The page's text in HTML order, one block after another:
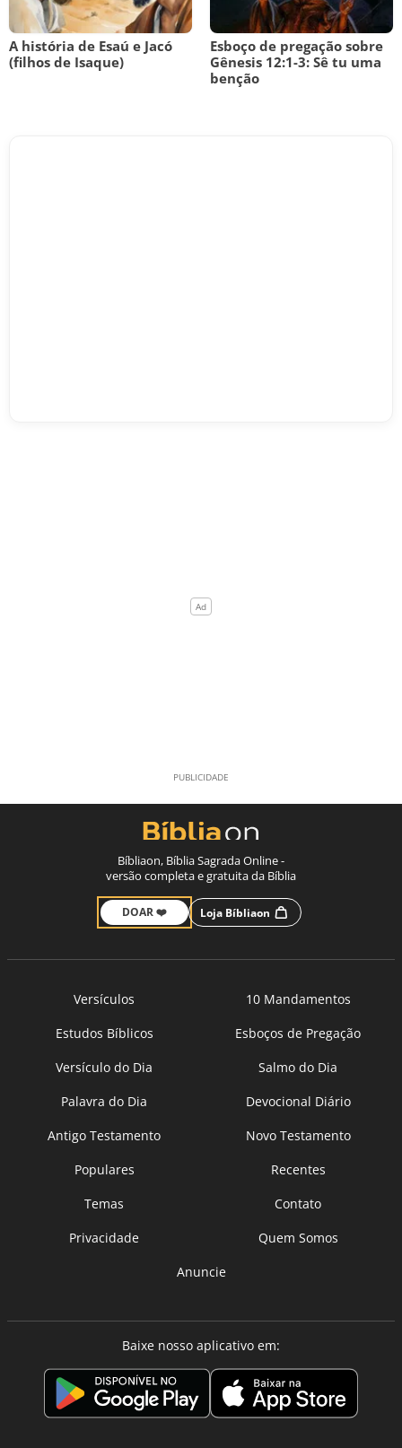
A história de Esaú e Jacó
(filhos de Isaque)
Esboço de pregação sobre
Gênesis 12:1-3: Sê tu uma
benção
Bíbliaon, Bíblia Sagrada Online -
versão completa e gratuita da Bíblia
DOAR ❤️ Loja Bíbliaon
Versículos
10 Mandamentos
Estudos Bíblicos
Esboços de Pregação
Versículo do Dia
Salmo do Dia
Palavra do Dia
Devocional Diário
Antigo Testamento
Novo Testamento
Populares
Recentes
Temas
Contato
Privacidade
Quem Somos
Anuncie
Baixe nosso aplicativo em: